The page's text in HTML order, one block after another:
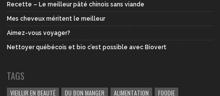
Recette – Le meilleur pâté chinois sans viande
Mes cheveux méritent le meilleur
Aimez-vous voyager?
Nettoyer québécois et bio c’est possible avec Biovert
TAGS
VIEILLIR EN BEAUTÉ DU BON MANGER ALIMENTATION
FOODIE